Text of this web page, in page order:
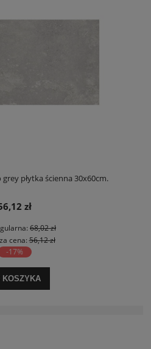
płytka ścienna 30x60cm.
zł
68,02 zł
cena:56,12 zł
-17%
KOSZYKA